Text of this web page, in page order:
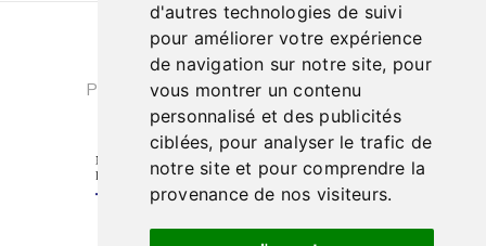
d'autres technologies de suivi
pour améliorer votre expérience
de navigation sur notre site, pour
vous montrer un contenu
personnalisé et des publicités
ciblées, pour analyser le trafic de
notre site et pour comprendre la
provenance de nos visiteurs.
Conditions générales de ventes
|
Politique de confidentialité
| Cookies